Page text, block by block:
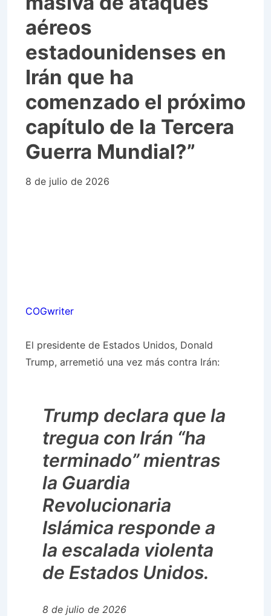
aéreos
estadounidenses en
Irán que ha
comenzado el próximo
capítulo de la Tercera
Guerra Mundial?”
8 de julio de 2026
COGwriter
El presidente de Estados Unidos, Donald
Trump, arremetió una vez más contra Irán:
Trump declara que la
tregua con Irán “ha
terminado” mientras
la Guardia
Revolucionaria
Islámica responde a
la escalada violenta
de Estados Unidos.
8 de julio de 2026